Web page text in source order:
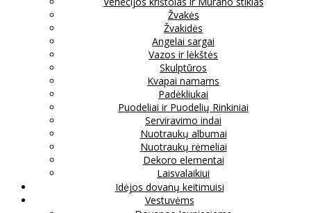
Žvakės
Žvakidės
Angelai sargai
Vazos ir lėkštės
Skulptūros
Kvapai namams
Padėkliukai
Puodeliai ir Puodelių Rinkiniai
Serviravimo indai
Nuotraukų albumai
Nuotraukų rėmeliai
Dekoro elementai
Laisvalaikiui
Idėjos dovanų keitimuisi
Vestuvėms